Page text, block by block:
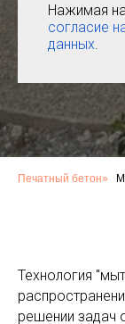
Нажимая
согласие
данных
Печатный бетон»
Технология
решении задач